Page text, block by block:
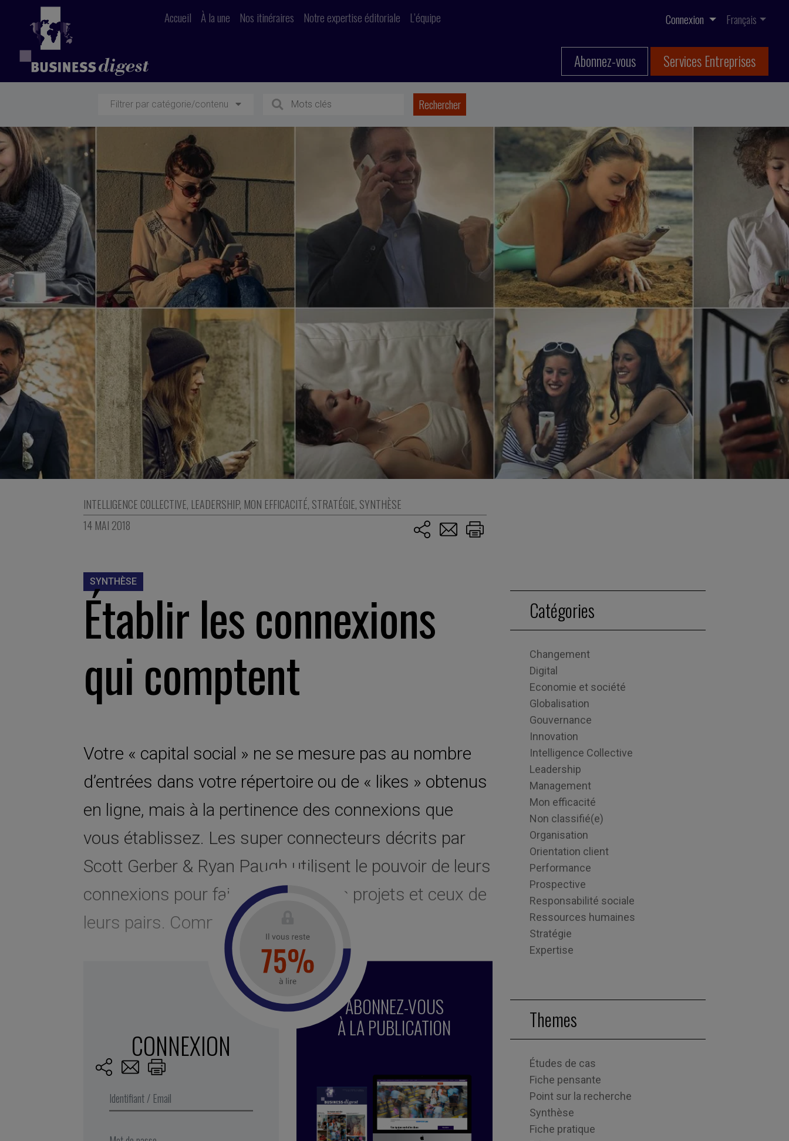
Accueil À la une Nos itinéraires Notre expertise éditoriale L’équipe Connexion Français
Abonnez-vous Services Entreprises
Filtrer par catégorie/contenu
INTELLIGENCE COLLECTIVE, LEADERSHIP, MON EFFICACITÉ, STRATÉGIE, SYNTHÈSE
14 MAI 2018
SYNTHÈSE
Établir les connexions
qui comptent
Votre « capital social » ne se mesure pas au nombre
d’entrées dans votre répertoire ou de « likes » obtenus
en ligne, mais à la pertinence des connexions que
vous établissez. Les super connecteurs décrits par
Scott Gerber & Ryan Paugh utilisent le pouvoir de leurs
connexions pour faire avancer leurs projets et ceux de
leurs pairs. Comment en devenir un ?
CONNEXION
ABONNEZ-VOUS
À LA PUBLICATION
sponsor super connecteur ,digital
Relations interpersonnelles ,Ruhlin Group,réseaux sociaux ,influenceur,connexion
Catégories
Changement
Digital
Economie et société
Globalisation
Gouvernance
Innovation
Intelligence Collective
Leadership
Management
Mon efficacité
Non classifié(e)
Organisation
Orientation client
Performance
Prospective
Responsabilité sociale
Ressources humaines
Stratégie
Expertise
Themes
Études de cas
Fiche pensante
Point sur la recherche
Synthèse
Fiche pratique